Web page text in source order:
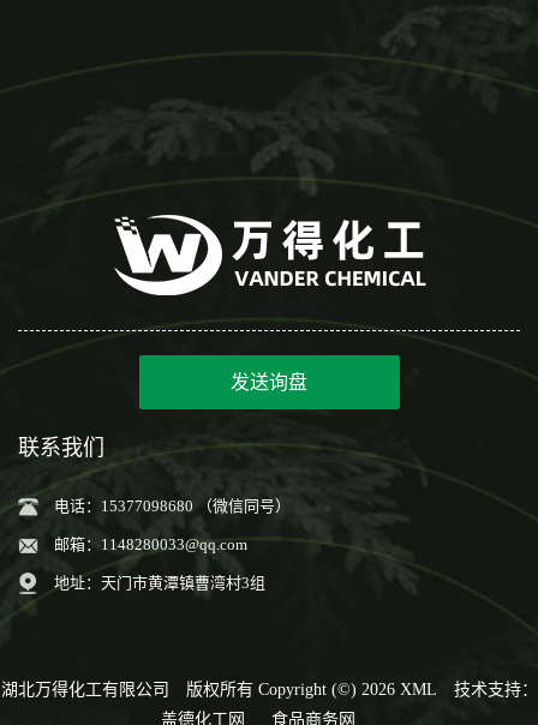
发送询盘
联系我们
电话：15377098680 （微信同号）
邮箱： 1148280033@qq.com
地址：天门市黄潭镇曹湾村3组
湖北万得化工有限公司 版权所有 Copyright (©) 2026 XML
技术支持：
盖德化工网
食品商务网